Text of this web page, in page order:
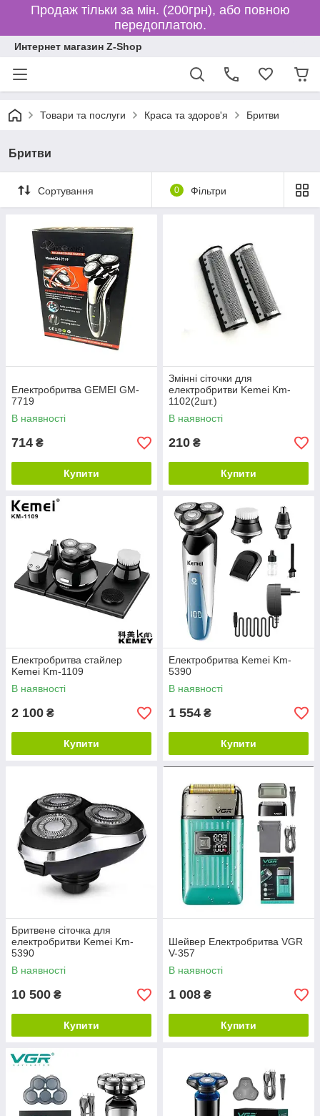
Продаж тільки за мін. (200грн), або повною
передоплатою.
Интернет магазин Z-Shop
Товари та послуги Краса та здоров'я Бритви
Бритви
Сортування 0 Фільтри
Електробритва GEMEI GM-
7719
В наявності
714 ₴
Купити
Змінні сіточки для
електробритви Kemei Km-
1102(2шт.)
В наявності
210 ₴
Купити
Електробритва стайлер
Kemei Km-1109
В наявності
2 100 ₴
Купити
Електробритва Kemei Km-
5390
В наявності
1 554 ₴
Купити
Бритвене сіточка для
електробритви Kemei Km-
5390
В наявності
10 500 ₴
Купити
Шейвер Електробритва VGR
V-357
В наявності
1 008 ₴
Купити